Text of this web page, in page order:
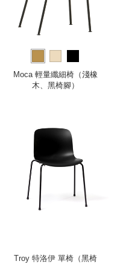
Moca 輕量纖細椅（淺橡
木、黑椅腳）
Troy 特洛伊 單椅（黑椅